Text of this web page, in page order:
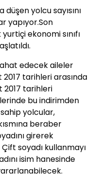
düşen yolcu sayısını
yapıyor.Son
ekonomi sınıfı
edecek aileler
tarihleri arasında
2017 tarihleri
bu indirimden
yolcular,
beraber
girerek
soyadı kullanmayı
isim hanesinde